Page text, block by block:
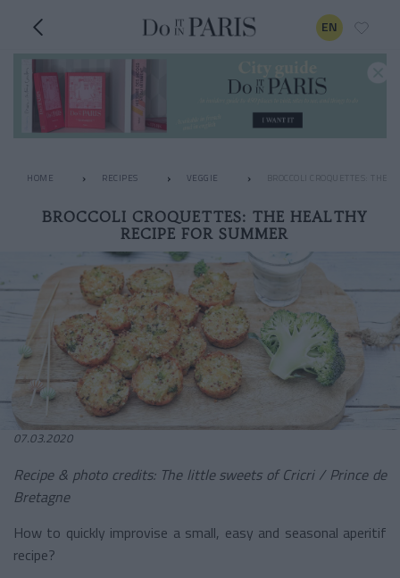
EN
HOME RECIPES VEGGIE BROCCOLI CROQUETTES: THE
BROCCOLI CROQUETTES: THE HEALTHY
RECIPE FOR SUMMER
07.03.2020
Recipe & photo credits: The little sweets of Cricri / Prince de
Bretagne
How to quickly improvise a small, easy and seasonal aperitif
recipe?